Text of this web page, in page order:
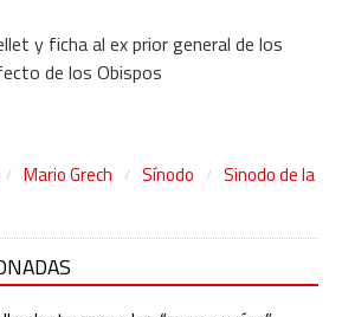
y ficha al ex prior general de los
de los Obispos
Mario Grech Sínodo
Sinodo de la